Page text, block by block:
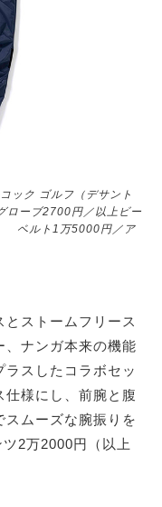
ック ゴルフ（デサント
ーブ2700円／以上ビー
ベルト1万5000円／ア
ストームフリース
、ナンガ本来の機能
スしたコラボセッ
仕様にし、前腕と腹
ムーズな腕振りを
2万2000円（以上